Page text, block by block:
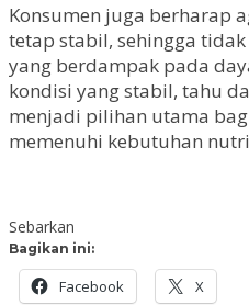
Konsumen juga berharap
tetap stabil, sehingga
yang berdampak pada
kondisi yang stabil, tahu
menjadi pilihan utama
memenuhi kebutuhan
Sebarkan
Bagikan ini:
Facebook X